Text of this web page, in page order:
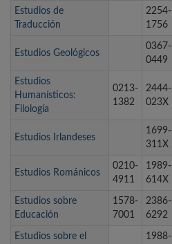
Estudios de
Traducción
2254-
1756
Estudios Geológicos
0367-
0449
Estudios
Humanísticos:
Filología
0213-
1382
2444-
023X
Estudios Irlandeses
1699-
311X
Estudios Románicos
0210-
4911
1989-
614X
Estudios sobre
Educación
1578-
7001
2386-
6292
Estudios sobre el
1988-